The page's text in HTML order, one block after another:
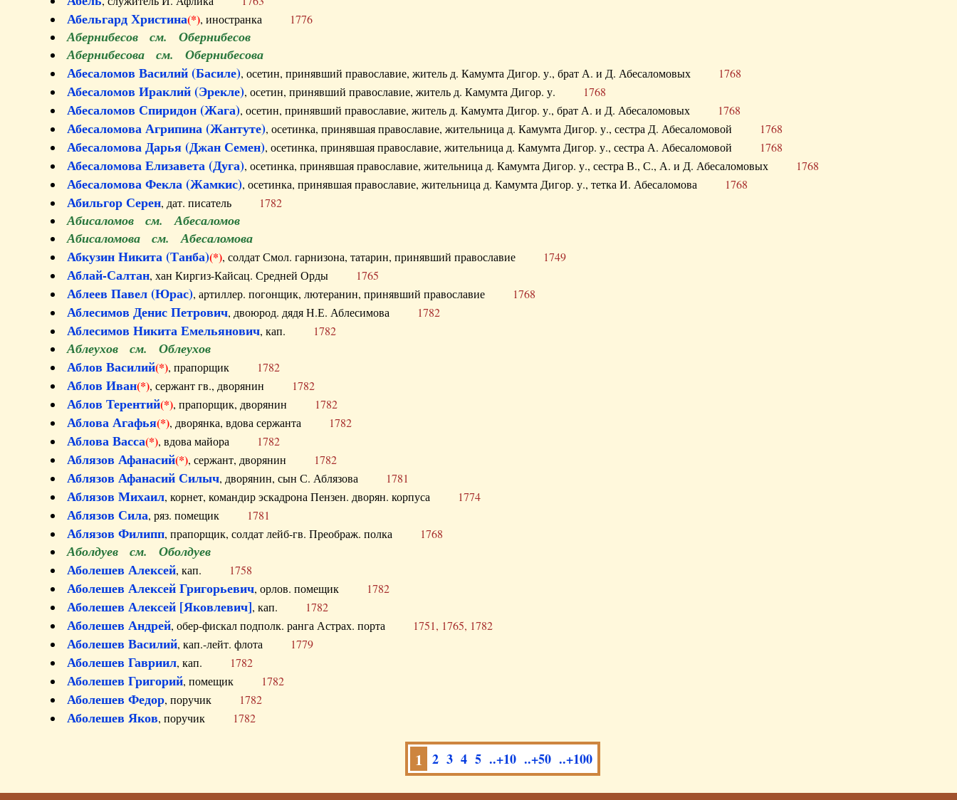
Абельгард Христина(*), иностранка 1776
Абернибесов см. Обернибесов
Абернибесова см. Обернибесова
Абесаломов Василий (Басиле), осетин, принявший православие, житель д. Камумта Дигор. у., брат А. и Д. Абесаломовых 1768
Абесаломов Ираклий (Эрекле), осетин, принявший православие, житель д. Камумта Дигор. у. 1768
Абесаломов Спиридон (Жага), осетин, принявший православие, житель д. Камумта Дигор. у., брат А. и Д. Абесаломовых 1768
Абесаломова Агрипина (Жантуте), осетинка, принявшая православие, жительница д. Камумта Дигор. у., сестра Д. Абесаломовой 1768
Абесаломова Дарья (Джан Семен), осетинка, принявшая православие, жительница д. Камумта Дигор. у., сестра А. Абесаломовой 1768
Абесаломова Елизавета (Дуга), осетинка, принявшая православие, жительница д. Камумта Дигор. у., сестра В., С., А. и Д. Абесаломовых 1768
Абесаломова Фекла (Жамкис), осетинка, принявшая православие, жительница д. Камумта Дигор. у., тетка И. Абесаломова 1768
Абильгор Серен, дат. писатель 1782
Абисаломов см. Абесаломов
Абисаломова см. Абесаломова
Абкузин Никита (Танба)(*), солдат Смол. гарнизона, татарин, принявший православие 1749
Аблай-Салтан, хан Киргиз-Кайсац. Средней Орды 1765
Аблеев Павел (Юрас), артиллер. погонщик, лютеранин, принявший православие 1768
Аблесимов Денис Петрович, двоюрод. дядя Н.Е. Аблесимова 1782
Аблесимов Никита Емельянович, кап. 1782
Аблеухов см. Облеухов
Аблов Василий(*), прапорщик 1782
Аблов Иван(*), сержант гв., дворянин 1782
Аблов Терентий(*), прапорщик, дворянин 1782
Аблова Агафья(*), дворянка, вдова сержанта 1782
Аблова Васса(*), вдова майора 1782
Аблязов Афанасий(*), сержант, дворянин 1782
Аблязов Афанасий Силыч, дворянин, сын С. Аблязова 1781
Аблязов Михаил, корнет, командир эскадрона Пензен. дворян. корпуса 1774
Аблязов Сила, ряз. помещик 1781
Аблязов Филипп, прапорщик, солдат лейб-гв. Преображ. полка 1768
Аболдуев см. Оболдуев
Аболешев Алексей, кап. 1758
Аболешев Алексей Григорьевич, орлов. помещик 1782
Аболешев Алексей [Яковлевич], кап. 1782
Аболешев Андрей, обер-фискал подполк. ранга Астрах. порта 1751, 1765, 1782
Аболешев Василий, кап.-лейт. флота 1779
Аболешев Гавриил, кап. 1782
Аболешев Григорий, помещик 1782
Аболешев Федор, поручик 1782
Аболешев Яков, поручик 1782
1 2 3 4 5 ..+10 ..+50 ..+100